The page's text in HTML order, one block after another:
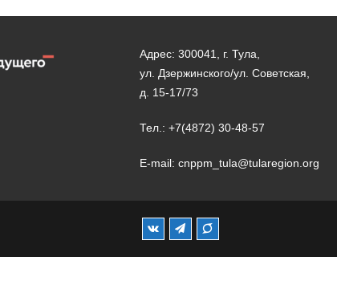
Адрес: 300041, г. Тула,
ул. Дзержинского/ул. Советская,
д. 15-17/73
Тел.: +7(4872) 30-48-57
E-mail: cnppm_tula@tularegion.org